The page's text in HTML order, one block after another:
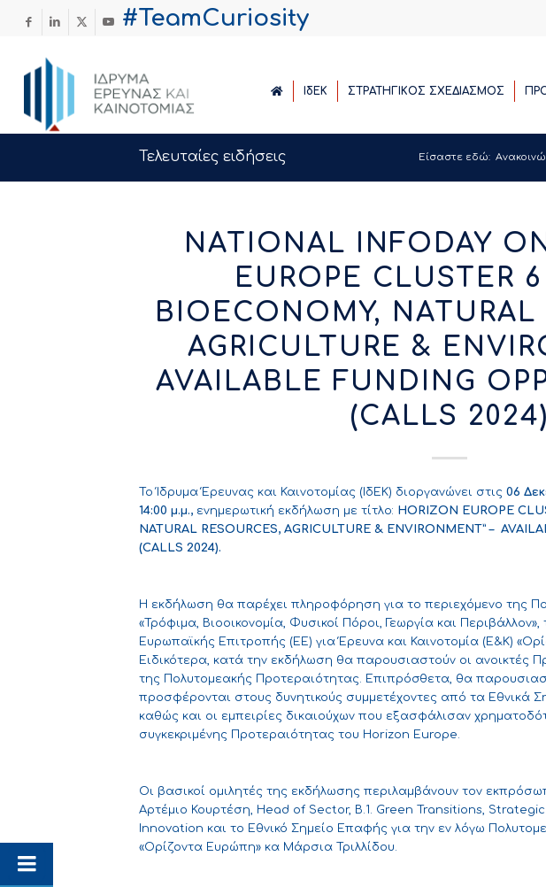
#TeamCuriosity
ΙδΕΚ ΣΤΡΑΤΗΓΙΚΟΣ ΣΧΕΔΙΑΣΜΟΣ
Τελευταίες ειδήσεις Είσαστε εδώ:
NATIONAL INFODAY
EUROPE CLUSTER
BIOECONOMY, NATURAL
AGRICULTURE &
AVAILABLE FUNDING
(CALLS 2024)
Το Ίδρυμα Έρευνας και Καινοτομίας (ΙδΕΚ) διοργανώνει στις 06
14:00 μ.μ., ενημερωτική εκδήλωση με τίτλο: HORIZON EUROPE
NATURAL RESOURCES, AGRICULTURE & ENVIRONMENT” –
(CALLS 2024).
Η εκδήλωση θα παρέχει πληροφόρηση για το περιεχόμενο της
«Τρόφιμα, Βιοοικονομία, Φυσικοί Πόροι, Γεωργία και
Ευρωπαϊκής Επιτροπής (ΕΕ) για Έρευνα και Καινοτομία (Ε&Κ)
Ειδικότερα, κατά την εκδήλωση θα παρουσιαστούν οι ανοικτές
της Πολυτομεακής Προτεραιότητας. Επιπρόσθετα, θα
προσφέρονται στους δυνητικούς συμμετέχοντες από τα Εθνικά
καθώς και οι εμπειρίες δικαιούχων που εξασφάλισαν
συγκεκριμένης Προτεραιότητας του Horizon Europe.
Οι βασικοί ομιλητές της εκδήλωσης περιλαμβάνουν τον
Αρτέμιο Κουρτέση, Head of Sector, Β.1. Green Transitions,
Innovation και το Εθνικό Σημείο Επαφής για την εν λόγω
«Ορίζοντα Ευρώπη» κα Μάρσια Τριλλίδου.